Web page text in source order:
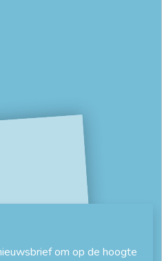
om op de hoogte